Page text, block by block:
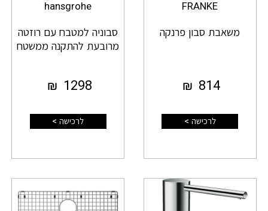
FRANKE
משאבת סבון פרנקה
814
₪
לרכישה >
hansgrohe
סבוניה למטבח עם רוזטה
מרובעת להתקנה ממשטח
1298
₪
לרכישה >